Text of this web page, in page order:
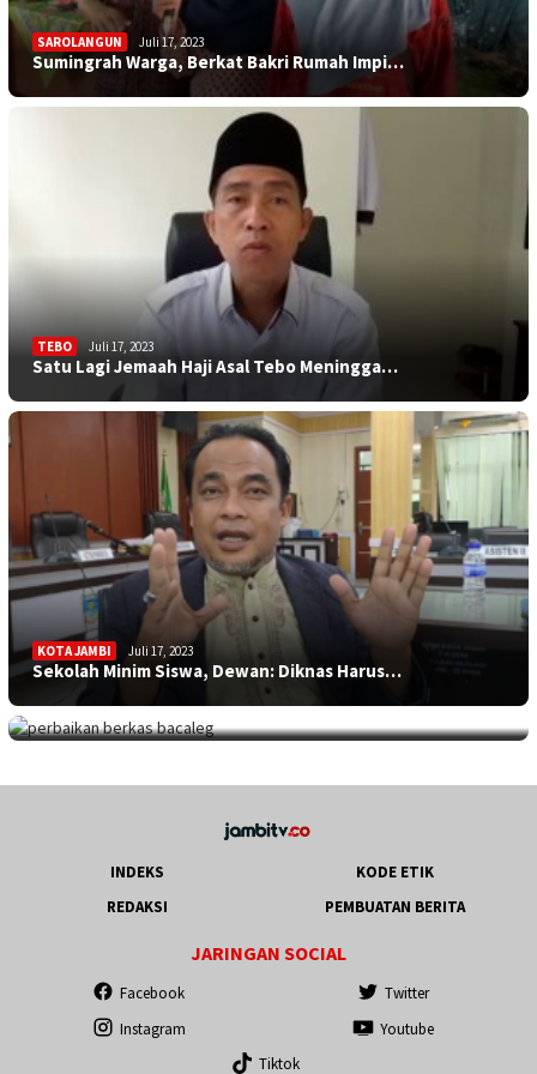
SAROLANGUN Juli 17, 2023
Sumingrah Warga, Berkat Bakri Rumah Impi…
TEBO Juli 17, 2023
Satu Lagi Jemaah Haji Asal Tebo Meningga…
KOTA JAMBI Juli 17, 2023
Sekolah Minim Siswa, Dewan: Diknas Harus…
TEBO
Perpanjangan Perbaikan Berkas Bacaleg, 9…
INDEKS
KODE ETIK
REDAKSI
PEMBUATAN BERITA
JARINGAN SOCIAL
Facebook
Twitter
Instagram
Youtube
Tiktok